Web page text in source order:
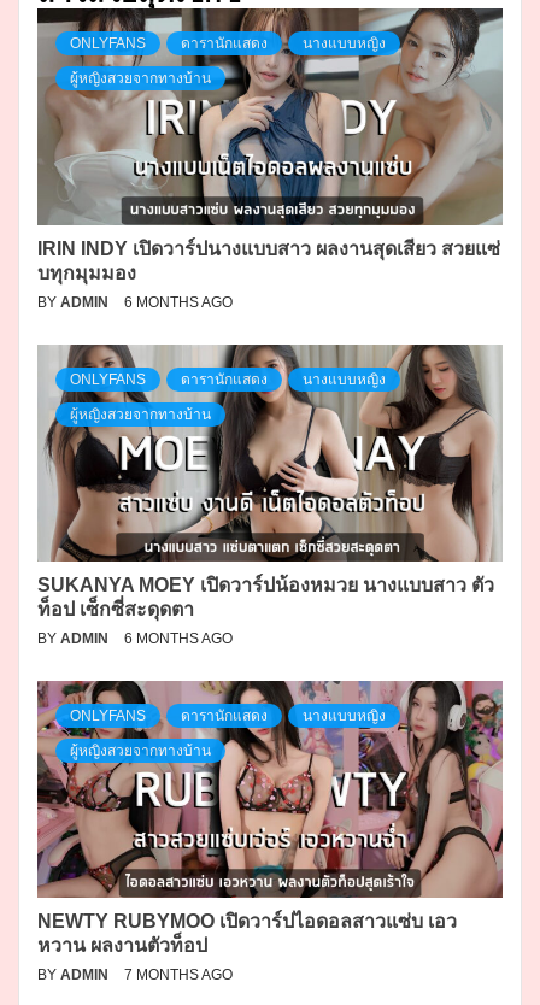
ONLYFANS ดารานักแสดง นางแบบหญิง
ผู้หญิงสวยจากทางบ้าน
IRIN INDY เปิดวาร์ปนางแบบสาว ผลงานสุดเสียว สวยแซ่
บทุกมุมมอง
BY ADMIN 6 MONTHS AGO
ONLYFANS ดารานักแสดง นางแบบหญิง
ผู้หญิงสวยจากทางบ้าน
SUKANYA MOEY เปิดวาร์ปน้องหมวย นางแบบสาว ตัว
ท็อป เซ็กซี่สะดุดตา
BY ADMIN 6 MONTHS AGO
ONLYFANS ดารานักแสดง นางแบบหญิง
ผู้หญิงสวยจากทางบ้าน
NEWTY RUBYMOO เปิดวาร์ปไอดอลสาวแซ่บ เอว
หวาน ผลงานตัวท็อป
BY ADMIN 7 MONTHS AGO